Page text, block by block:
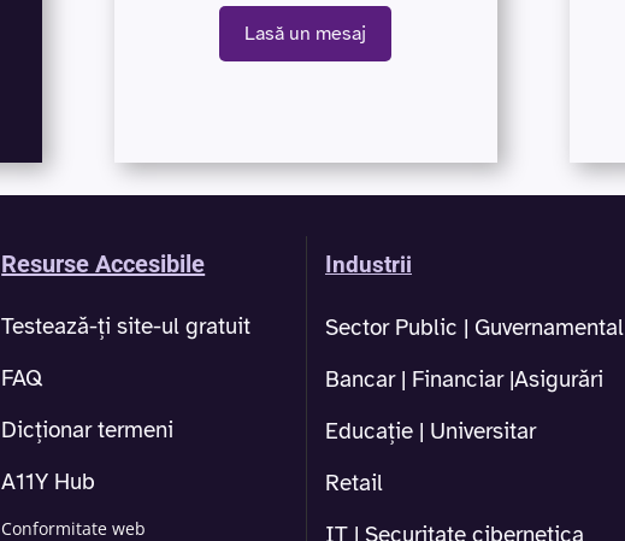
Lasă un mesaj
Resurse Accesibile
Testează-ți site-ul gratuit
FAQ
Dicționar termeni
A11Y Hub
Conformitate web
Industrii
Sector Public | Guvernamental
Bancar | Financiar |Asigurări
Educație | Universitar
Retail
IT | Securitate cibernetica